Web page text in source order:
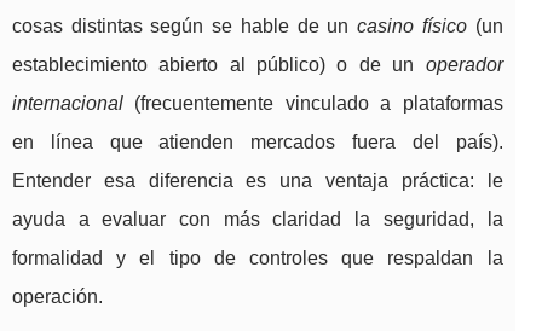
cosas distintas según se hable de uncasino físico(un
establecimiento abierto al público) o de un operador
internacional (frecuentemente vinculado a plataformas
en línea que atienden mercados fuera del país).
Entender esa diferencia es una ventaja práctica: le
ayuda a evaluar con más claridad la seguridad, la
formalidad y el tipo de controles que respaldan la
operación.